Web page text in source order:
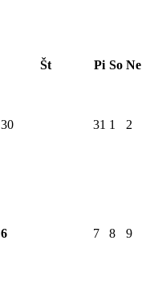
Št Pi So Ne
30 31 1 2
6 7 8 9